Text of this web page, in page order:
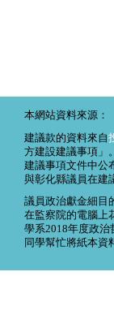
本網站資料來源：
建議款的資料來自
方建設建議事項」
建議事項文件中公
與彰化縣議員在建
議員政治獻金細目
在監察院的電腦上
學系2018年度政治
同學幫忙將紙本資